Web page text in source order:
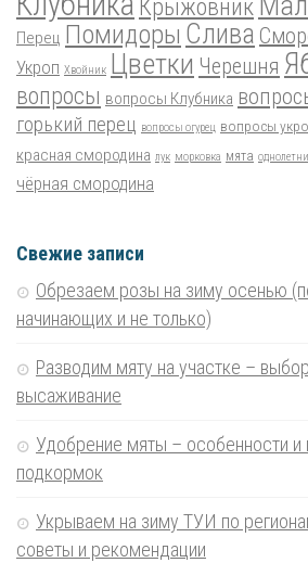
Крыжовник
Перец Помидоры Слива
Укроп Хвойник Цветки Черешня
вопросы вопросы Клубника
горький перец вопросы огурец вопросы
красная смородина лук морковка мята
чёрная смородина
Свежие записи
Обрезаем розы на зиму осенью
начинающих и не только)
Разводим мяту на участке –
высаживание
Удобрение мяты – особенности и
подкормок
Укрываем на зиму ТУИ по
советы и рекомендации